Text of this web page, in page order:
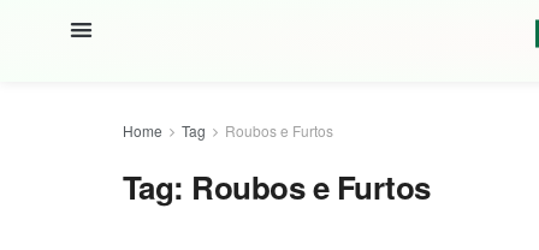
Home Tag Roubos e Furtos
Tag: Roubos e Furtos